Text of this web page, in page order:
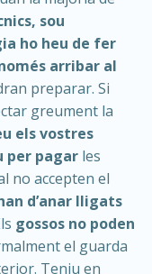
sou
ho heu de fer
arribar al
preparar. Si
greument la
els vostres
per pagar les
no accepten el
d’anar lligats
gossos no poden
el guarda
Teniu en